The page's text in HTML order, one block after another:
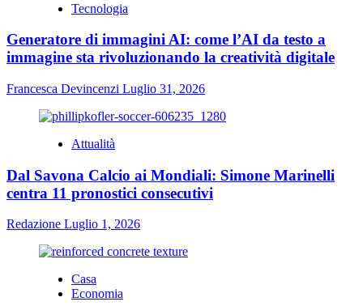
Tecnologia
Generatore di immagini AI: come l’AI da testo a
immagine sta rivoluzionando la creatività digitale
Francesca Devincenzi Luglio 31, 2026
Attualità
Dal Savona Calcio ai Mondiali: Simone Marinelli
centra 11 pronostici consecutivi
Redazione Luglio 1, 2026
Casa
Economia